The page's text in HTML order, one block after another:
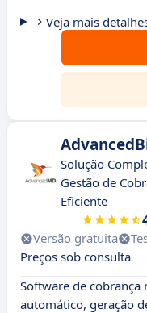
Veja mais
Solução
Gestão de
Eficiente
Versão gratuita
Preços sob consulta
Software de
automático, geração